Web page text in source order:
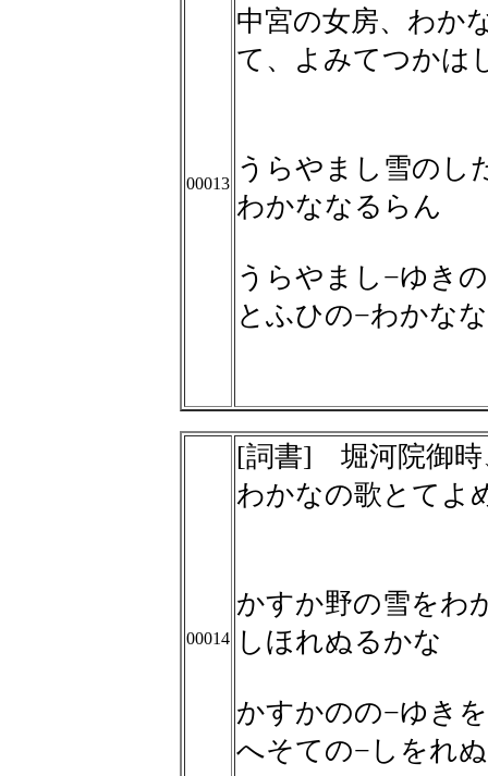
00013
中宮の女房、わか
て、よみてつかは
うらやまし雪のし
わかななるらん
うらやまし−ゆき
とふひの−わかな
00014
[詞書] 堀河院御時
わかなの歌とてよ
かすか野の雪をわ
しほれぬるかな
かすかのの−ゆき
へそての−しをれ